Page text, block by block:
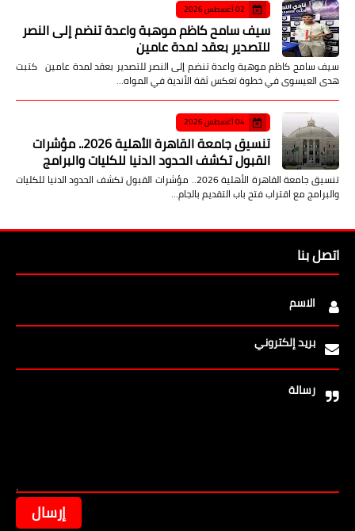
02 أغسطس 2026
سيف سامح كاظم موهبة واعدة تنضم إلى النصر
للتصدير بعقد لمدة عامين
سيف سامح كاظم موهبة واعدة تنضم إلى النصر للتصدير بعقد لمدة عامين كتبت
هدى العيسوى في خطوة تعكس ثقة الأندية في المواه…
04 أغسطس 2026
تنسيق جامعة القاهرة الأهلية 2026.. مؤشرات
القبول تكشف الحدود الدنيا للكليات والبرامج
تنسيق جامعة القاهرة الأهلية 2026.. مؤشرات القبول تكشف الحدود الدنيا للكليات
والبرامج مع اقتراب فتح باب التقديم بالجام…
اتصل بنا
الاسم
بريد إلكتروني
رسالة